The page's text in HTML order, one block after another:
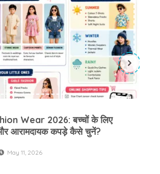
Wear 2026: बच्चों के लिए
आरामदायक कपड़े कैसे चुनें?
May 11, 2026